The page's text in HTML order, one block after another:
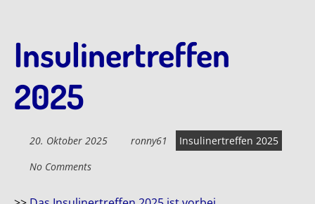
Insulinertreffen
2025
20. Oktober 2025 ronny61
Insulinertreffen 2025
No Comments